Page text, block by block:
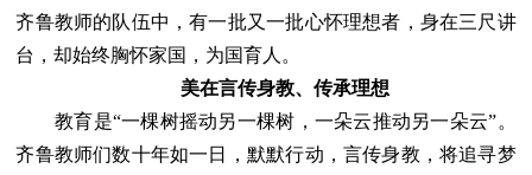
齐鲁教师的队伍中，有一批又一批心怀理想者，身在三尺讲
台，却始终胸怀家国，为国育人。
美在言传身教、传承理想
教育是“一棵树摇动另一棵树，一朵云推动另一朵云”。
齐鲁教师们数十年如一日，默默行动，言传身教，将追寻梦